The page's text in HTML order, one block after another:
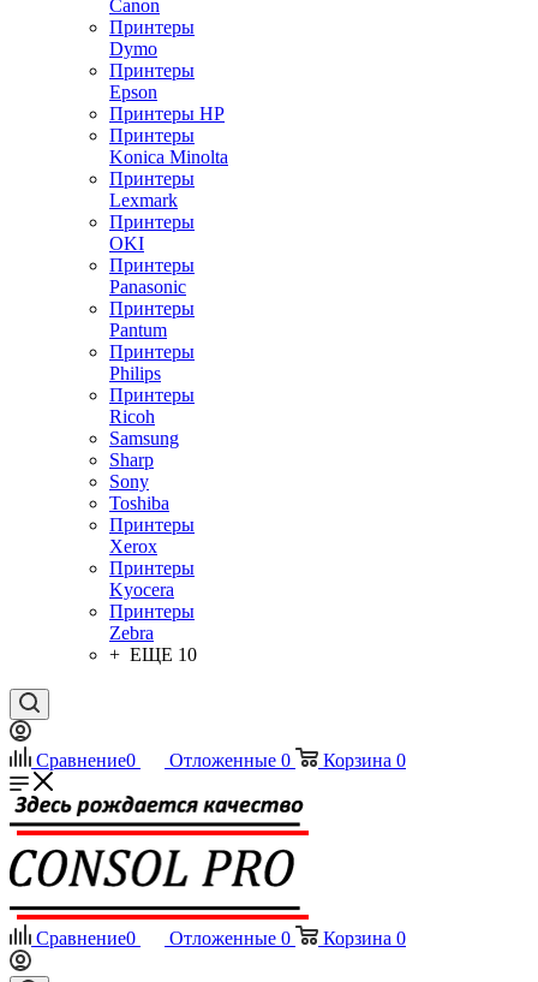
Canon
Принтеры
Dymo
Принтеры
Epson
Принтеры HP
Принтеры
Konica Minolta
Принтеры
Lexmark
Принтеры
OKI
Принтеры
Panasonic
Принтеры
Pantum
Принтеры
Philips
Принтеры
Ricoh
Samsung
Sharp
Sony
Toshiba
Принтеры
Xerox
Принтеры
Kyocera
Принтеры
Zebra
+ ЕЩЕ 10
Сравнение0 Отложенные 0 Корзина 0
Сравнение0 Отложенные 0 Корзина 0